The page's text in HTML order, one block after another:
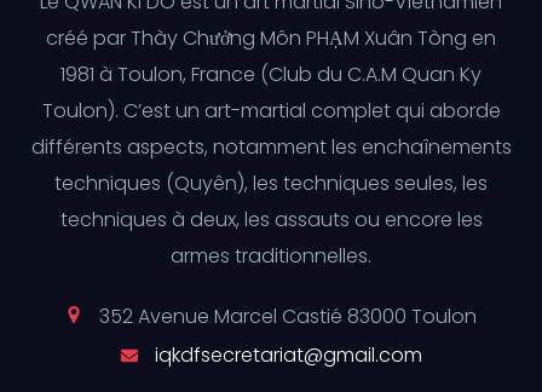
créé par Thày Chưởng Môn PHẠM Xuân Tòng en
1981 à Toulon, France (Club du C.A.M Quan Ky
Toulon). C’est un art-martial complet qui aborde
différents aspects, notamment les enchaînements
techniques (Quyên), les techniques seules, les
techniques à deux, les assauts ou encore les
armes traditionnelles.
352 Avenue Marcel Castié 83000 Toulon
iqkdfsecretariat@gmail.com